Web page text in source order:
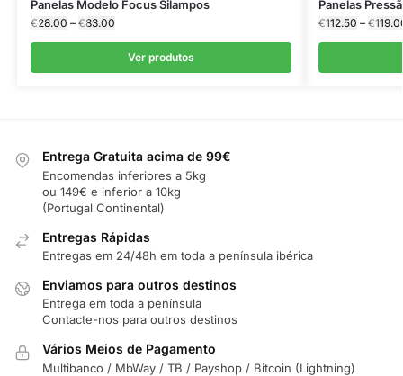
Panelas Modelo Focus Silampos
€28.00 – €83.00
Ver produtos
Panelas
€112.50 – €
Entrega Gratuita acima de 99€
Encomendas inferiores a 5kg
ou 149€ e inferior a 10kg
(Portugal Continental)
Entregas Rápidas
Entregas em 24/48h em toda a península ibérica
Enviamos para outros destinos
Entrega em toda a península
Contacte-nos para outros destinos
Vários Meios de Pagamento
Multibanco / MbWay / TB / Payshop / Bitcoin (Lightning)